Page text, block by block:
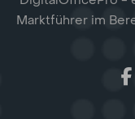
Marktführer im